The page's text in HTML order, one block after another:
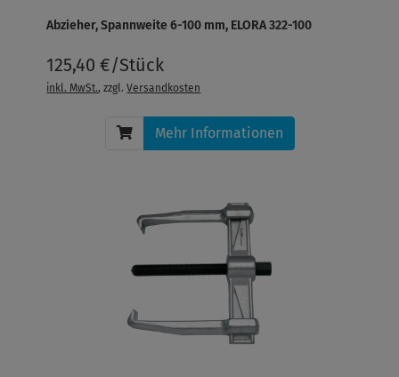
Abzieher, Spannweite 6-100 mm, ELORA 322-100
125,40 €/Stück
inkl. MwSt., zzgl.Versandkosten
Mehr Informationen